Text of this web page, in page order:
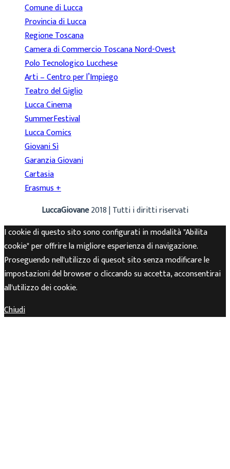
Comune di Lucca
Provincia di Lucca
Regione Toscana
Camera di Commercio Toscana Nord-Ovest
Polo Tecnologico Lucchese
Arti – Centro per l’Impiego
Teatro del Giglio
Lucca Cinema
SummerFestival
Lucca Comics
Giovani Sì
Garanzia Giovani
Cartasia
Erasmus +
LuccaGiovane2018 | Tutti i diritti riservati
I cookie di questo sito sono configurati in modalità "Abilita
cookie" per offrire la migliore esperienza di navigazione.
Proseguendo nell'utilizzo di quesot sito senza modificare le
impostazioni del browser o cliccando su accetta, acconsentirai
all'utilizzo dei cookie.
Chiudi